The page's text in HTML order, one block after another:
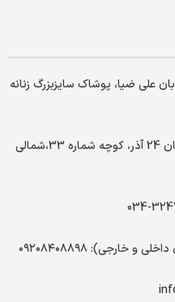
علی ضیا، پوشاک سایزبزرگ زنانه
دفتر فروش آنلاین: کرمان، خیابان 24 آذر، کوچه شماره 33،شمالی
خارجی): ۰۹۲۰۸۴۰۸۸۹۸